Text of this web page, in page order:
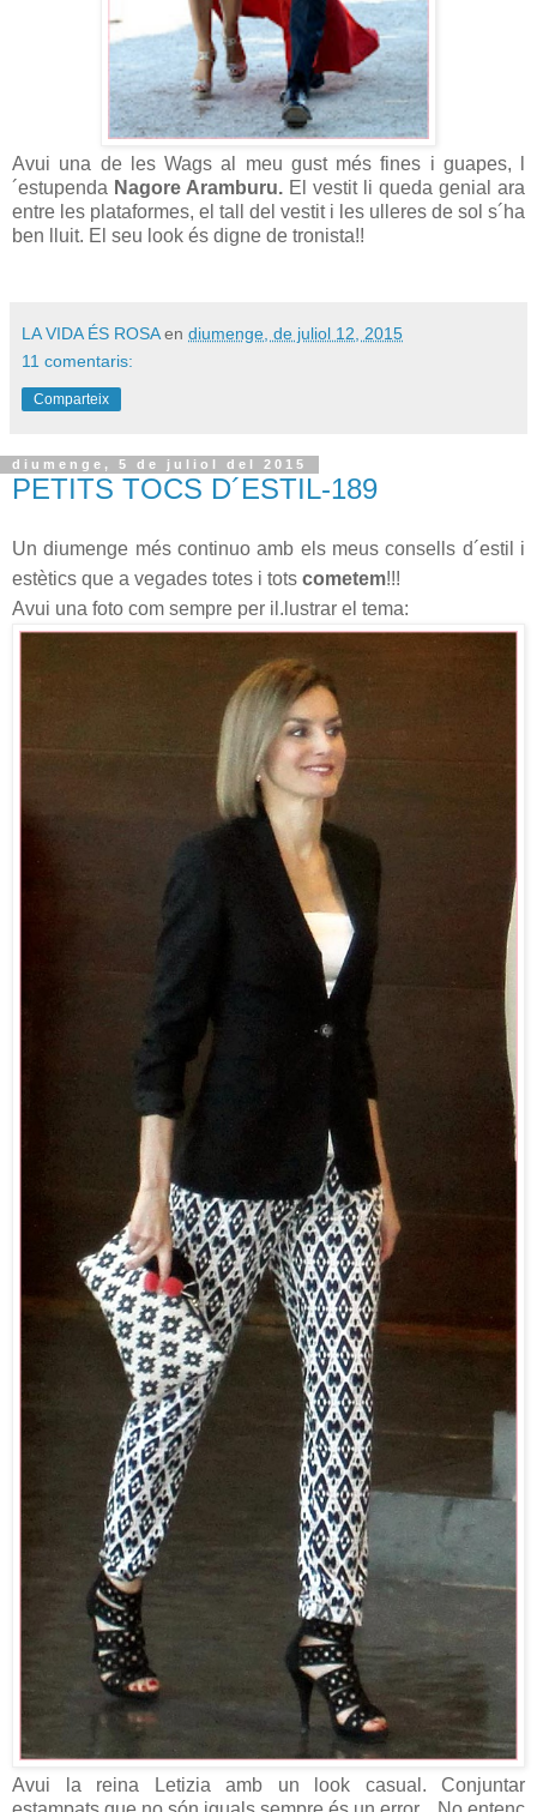
Avui una de les Wags al meu gust més fines i guapes, l
´estupenda Nagore Aramburu. El vestit li queda genial ara
entre les plataformes, el tall del vestit i les ulleres de sol s´ha
ben lluit. El seu look és digne de tronista!!
LA VIDA ÉS ROSA en diumenge, de juliol 12, 2015
11 comentaris:
Comparteix
diumenge, 5 de juliol del 2015
PETITS TOCS D´ESTIL-189
Un diumenge més continuo amb els meus consells d´estil i
estètics que a vegades totes i tots cometem!!!
Avui una foto com sempre per il.lustrar el tema:
Avui la reina Letizia amb un look casual. Conjuntar